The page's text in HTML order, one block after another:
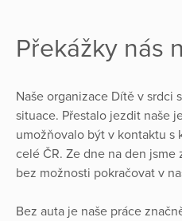
Překážky nás
Naše organizace Dítě v srdci
situace. Přestalo jezdit naše
umožňovalo být v kontaktu s
celé ČR. Ze dne na den
bez možnosti pokračovat v
Bez auta je naše práce